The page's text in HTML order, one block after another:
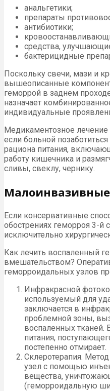
анальгетики;
препараты
антибиотики;
средства,
бактерицидные
Поскольку свечи, мази и
вышеописанные
геморрой в заднем
назначает
индивидуальные
Медикаментозное
если больной
рациона питания,
работу кишечника и
сливы, свеклу, чернику.
Если консервативные
обострениях геморроя 3-й
исключительно
Как лечить воспаленный
вмешательством?
геморроидальных узлов
Инфракрасной
используемый для
заключается в
проблемной зоны,
воспаленных тканей.
питания,
постепенно отмирает.
Склеротерапия.
узел с помощью
вещества,
(геморроидальную